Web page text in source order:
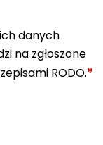
danych
na zgłoszone
RODO.*